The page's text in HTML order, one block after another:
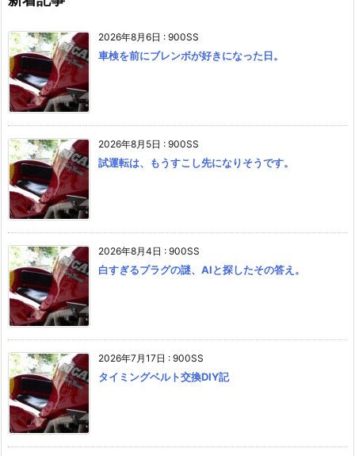
2026年8月6日 : 900SS
車検を前にブレンボが好きになった日。
2026年8月5日 : 900SS
試運転は、もうすこし先になりそうです。
2026年8月4日 : 900SS
白すぎるプラグの謎、AIと探したその答え。
2026年7月17日 : 900SS
タイミングベルト交換DIY記